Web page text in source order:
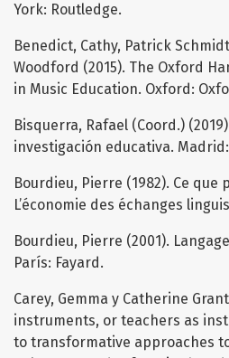
York: Routledge.
Benedict, Cathy, Patrick
Woodford (2015). The Oxford
in Music Education. Oxford:
Bisquerra, Rafael (Coord.)
investigación educativa.
Bourdieu, Pierre (1982). Ce que
L’économie des échanges
Bourdieu, Pierre (2001).
París: Fayard.
Carey, Gemma y Catherine
instruments, or teachers as
to transformative approaches